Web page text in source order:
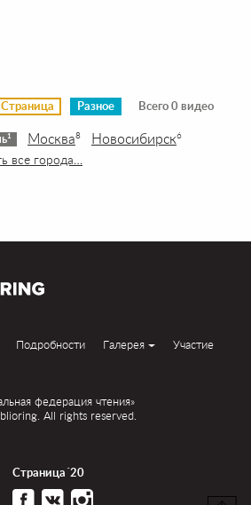
Страница Разное Всего 0 видео
1 Москва8 Новосибирск6
все города…
Подробности Галерея
Участие
федерация чтения»
All rights reserved.
Страница´20